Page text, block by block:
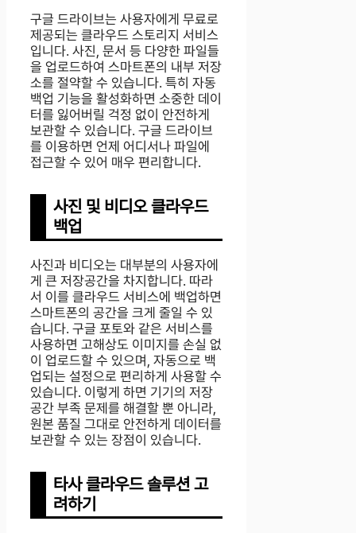
구글 드라이브는 사용자에게 무료로
제공되는 클라우드 스토리지 서비스
입니다. 사진, 문서 등 다양한 파일들
을 업로드하여 스마트폰의 내부 저장
소를 절약할 수 있습니다. 특히 자동
백업 기능을 활성화하면 소중한 데이
터를 잃어버릴 걱정 없이 안전하게
보관할 수 있습니다. 구글 드라이브
를 이용하면 언제 어디서나 파일에
접근할 수 있어 매우 편리합니다.
사진 및 비디오 클라우드
백업
사진과 비디오는 대부분의 사용자에
게 큰 저장공간을 차지합니다. 따라
서 이를 클라우드 서비스에 백업하면
스마트폰의 공간을 크게 줄일 수 있
습니다. 구글 포토와 같은 서비스를
사용하면 고해상도 이미지를 손실 없
이 업로드할 수 있으며, 자동으로 백
업되는 설정으로 편리하게 사용할 수
있습니다. 이렇게 하면 기기의 저장
공간 부족 문제를 해결할 뿐 아니라,
원본 품질 그대로 안전하게 데이터를
보관할 수 있는 장점이 있습니다.
타사 클라우드 솔루션 고
려하기